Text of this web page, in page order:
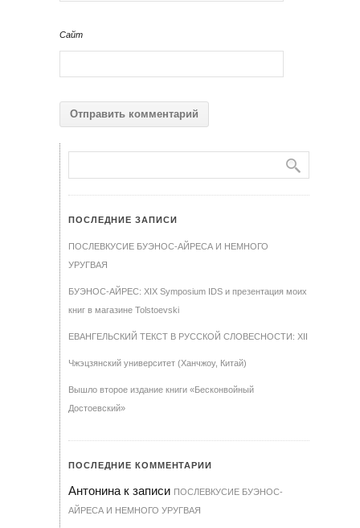
Сайт
ПОСЛЕДНИЕ ЗАПИСИ
ПОСЛЕВКУСИЕ БУЭНОС-АЙРЕСА И НЕМНОГО
УРУГВАЯ
БУЭНОС-АЙРЕС: XIX Symposium IDS и презентация моих
книг в магазине Tolstoevski
ЕВАНГЕЛЬСКИЙ ТЕКСТ В РУССКОЙ СЛОВЕСНОСТИ: XII
Чжэцзянский университет (Ханчжоу, Китай)
Вышло второе издание книги «Бесконвойный
Достоевский»
ПОСЛЕДНИЕ КОММЕНТАРИИ
Антонина к записи ПОСЛЕВКУСИЕ БУЭНОС-
АЙРЕСА И НЕМНОГО УРУГВАЯ